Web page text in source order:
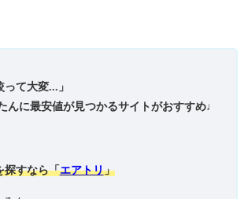
って大変...」
んに最安値が見つかるサイトがおすすめ♩
探すなら「エアトリ」